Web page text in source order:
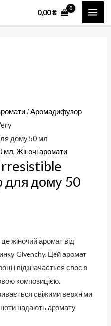
0,00₴
/Аромадифузор
дому 50 мл
мл,Жіночі аромати
дому 50
жіночий аромат від
Givenchy. Цей аромат
і відзначається своєю
композицією.
свіжими верхніми
ноти надають аромату